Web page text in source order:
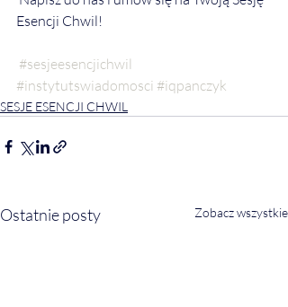
Esencji Chwil!
#sesjeesencjichwil
#instytutswiadomosci #iqpanczyk
SESJE ESENCJI CHWIL
Ostatnie posty Zobacz wszystkie